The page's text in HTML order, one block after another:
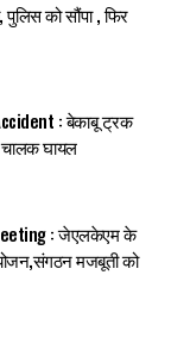
को सौंपा , फिर
: बेकाबू ट्रक
चालक घायल
: जेएलकेएम के
मजबूती को